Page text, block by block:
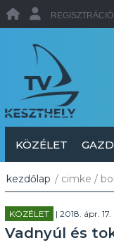
REGISZTRÁCIÓ
KÖZÉLET
kezdőlap / cimke /
KÖZÉLET | 2018. ápr. 17.
Vadnyúl és